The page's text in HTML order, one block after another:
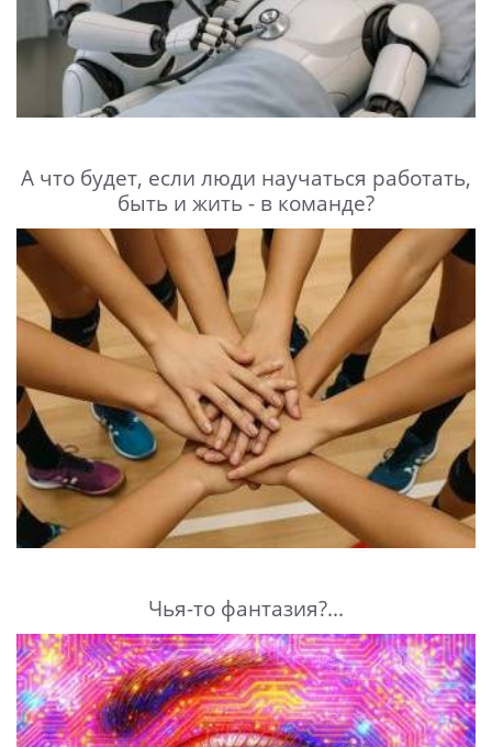
А что будет, если люди научаться работать,
быть и жить - в команде?
Чья-то фантазия?...